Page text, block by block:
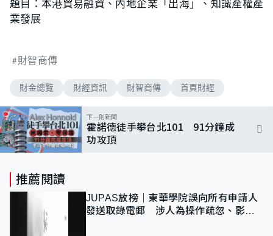
8
題目：本港貿易融資、內地企業「出海」、知識產權產
業發展
財智商傳
財金總覽 財經資訊 財智商傳 首頁財經
下一則新聞
霍諾德徒手攀台北101 91分鐘成
功攻頂
推薦閱讀
JUPAS放榜｜東華學院誤向所有申請人
發送取錄電郵 涉人為操作疏忽、影響